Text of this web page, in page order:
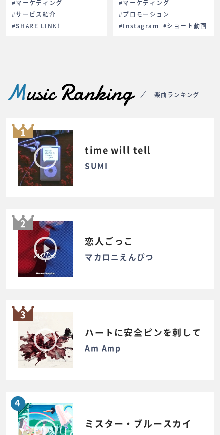
#マーケティング
#サービス紹介
#SHARE LINK!
#マーケティング
#プロモーション
#Instagram #ショート動画
Music Ranking 楽曲ランキング
1
time will tell
SUMI
2
恋人ごっこ
マカロニえんぴつ
3
ハートに安全ピンを刺して
Am Amp
4
ミスター・ブルースカイ